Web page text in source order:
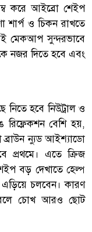
করে আইব্রো শেইপ
শার্প ও চিকন রাখতে
মেকআপ সুন্দরভাবে
নজর দিতে হবে এবং
হবে নিউট্রাল ও
রিফ্লেকশন বেশি হয়,
ন্যুড আইশ্যাডো
প্রথমে। এতে ক্রিজ
বড় দেখাতে হেল্প
চলবেন। কারণ
চোখ আরও ছোট